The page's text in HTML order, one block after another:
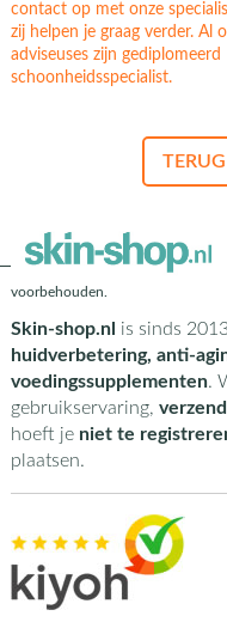
contact op met onze
zij helpen je graag verder. Al
adviseuses zijn gediplomeerd
schoonheidsspecialist.
voorbehouden.
Skin-shop.nl is sinds
huidverbetering, anti-
voedingssupplementen.
gebruikservaring,
hoeft je niet te
plaatsen.